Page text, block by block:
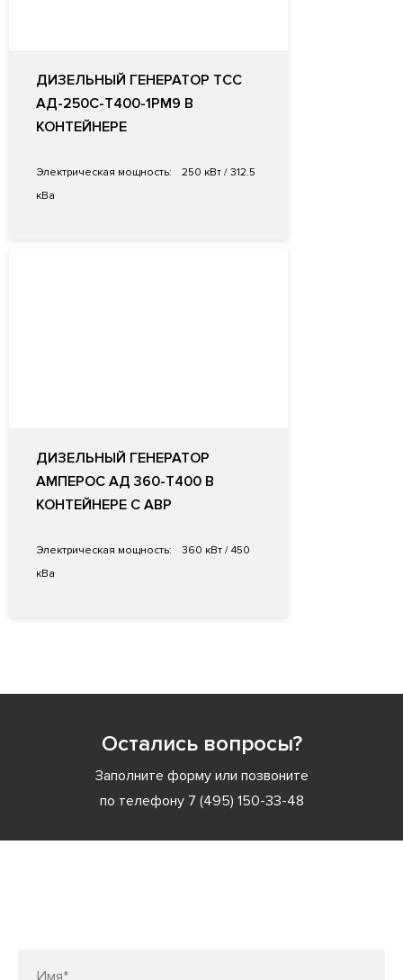
ДИЗЕЛЬНЫЙ ГЕНЕРАТОР ТСС
АД-250С-Т400-1РМ9 В
КОНТЕЙНЕРЕ
Электрическая мощность:
250 кВт / 312.5
кВа
ДИЗЕЛЬНЫЙ ГЕНЕРАТОР
АМПЕРОС АД 360-Т400 В
КОНТЕЙНЕРЕ С АВР
Электрическая мощность:
360 кВт / 450
кВа
Остались вопросы?
Заполните форму или позвоните
по телефону 7 (495) 150-33-48